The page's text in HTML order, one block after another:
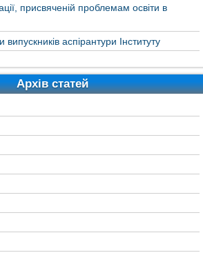
присвяченій проблемам освіти в
аспірантури Інституту
Архів статей